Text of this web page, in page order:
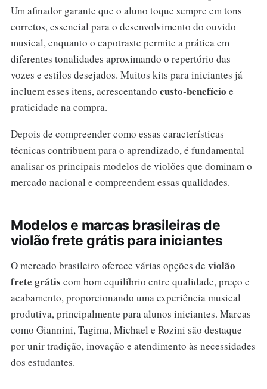
Um afinador garante que o aluno toque sempre em tons
corretos, essencial para o desenvolvimento do ouvido
musical, enquanto o capotraste permite a prática em
diferentes tonalidades aproximando o repertório das
vozes e estilos desejados. Muitos kits para iniciantes já
incluem esses itens, acrescentando custo-benefício e
praticidade na compra.
Depois de compreender como essas características
técnicas contribuem para o aprendizado, é fundamental
analisar os principais modelos de violões que dominam o
mercado nacional e compreendem essas qualidades.
Modelos e marcas brasileiras de
violão frete grátis para iniciantes
O mercado brasileiro oferece várias opções de violão
frete grátis com bom equilíbrio entre qualidade, preço e
acabamento, proporcionando uma experiência musical
produtiva, principalmente para alunos iniciantes. Marcas
como Giannini, Tagima, Michael e Rozini são destaque
por unir tradição, inovação e atendimento às necessidades
dos estudantes.